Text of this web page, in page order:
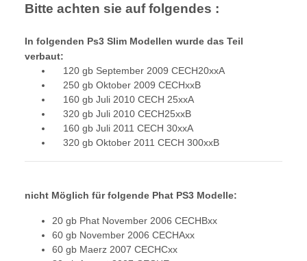
Bitte achten sie auf folgendes :
In folgenden Ps3 Slim Modellen wurde das Teil
verbaut:
120 gb September 2009 CECH20xxA
250 gb Oktober 2009 CECHxxB
160 gb Juli 2010 CECH 25xxA
320 gb Juli 2010 CECH25xxB
160 gb Juli 2011 CECH 30xxA
320 gb Oktober 2011 CECH 300xxB
nicht Möglich für folgende Phat PS3 Modelle:
20 gb Phat November 2006 CECHBxx
60 gb November 2006 CECHAxx
60 gb Maerz 2007 CECHCxx